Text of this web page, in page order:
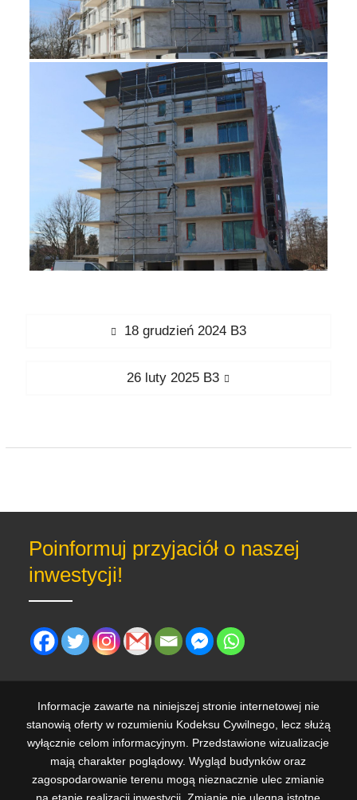
Nawigacja
Previous
18 grudzień 2024 B3
Next
26 luty 2025 B3
Poinformuj przyjaciół o naszej
inwestycji!
Informacje zawarte na niniejszej stronie internetowej nie
stanowią oferty w rozumieniu Kodeksu Cywilnego, lecz służą
wyłącznie celom informacyjnym. Przedstawione wizualizacje
mają charakter poglądowy. Wygląd budynków oraz
zagospodarowanie terenu mogą nieznacznie ulec zmianie